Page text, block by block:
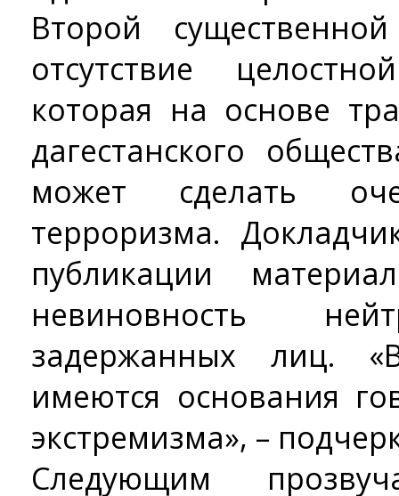
Второй
отсутствие
которая на основе
дагестанского
может сделать
терроризма.
публикации
невиновность
задержанных лиц.
имеются основания
экстремизма», –
Следующим